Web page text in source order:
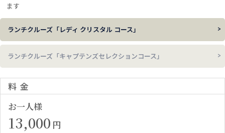
ます
ランチクルーズ「レディ クリスタル コース」
ランチクルーズ「キャプテンズセレクションコース」
料金
お一人様
13,000 円